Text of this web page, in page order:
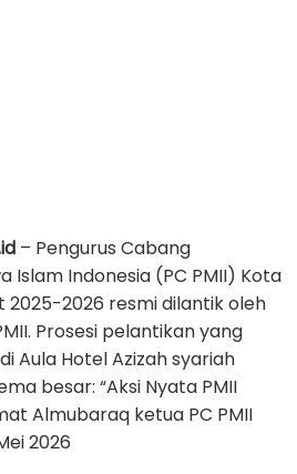
– Pengurus Cabang
Islam Indonesia (PC PMII) Kota
2025-2026 resmi dilantik oleh
Prosesi pelantikan yang
Aula Hotel Azizah syariah
besar: “Aksi Nyata PMII
Almubaraq ketua PC PMII
2026